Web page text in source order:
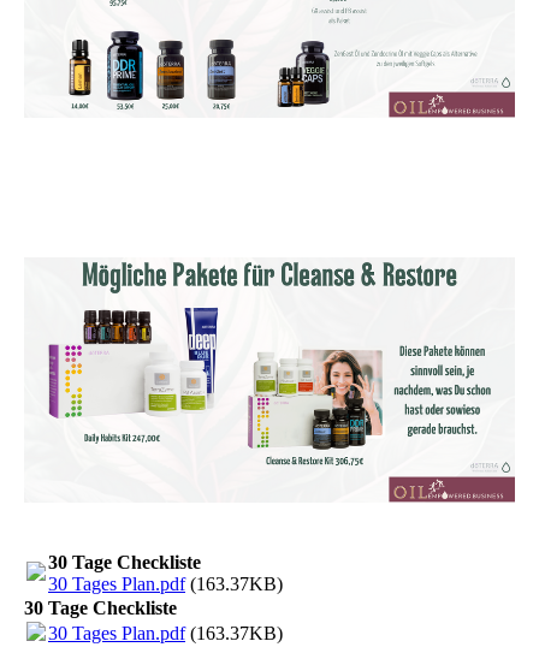
30 Tage Checkliste
30 Tages Plan.pdf(163.37KB)
30 Tage Checkliste
30 Tages Plan.pdf(163.37KB)